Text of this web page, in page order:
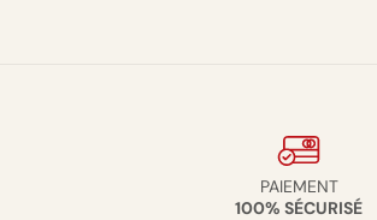
PAIEMENT
100% SÉCURISÉ